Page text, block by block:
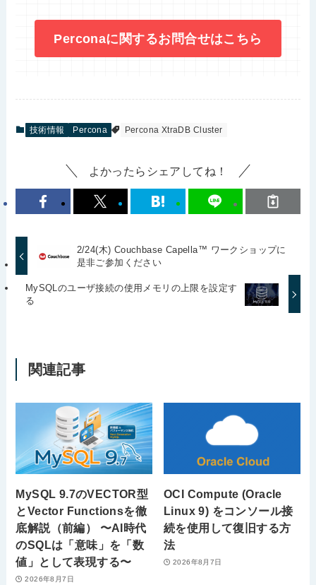
Perconaに関するお問合せはこちら
技術情報 Percona Percona XtraDB Cluster
よかったらシェアしてね！
2/24(木) Couchbase Capella™ ワークショップに
是非ご参加ください
MySQLのユーザ接続の使用メモリの上限を設定す
る
関連記事
MySQL 9.7のVECTOR型
とVector Functionsを徹
底解説（前編） 〜AI時代
のSQLは「意味」を「数
値」として表現する〜
2026年8月7日
OCI Compute (Oracle
Linux 9) をコンソール接
続を使用して復旧する方
法
2026年8月7日